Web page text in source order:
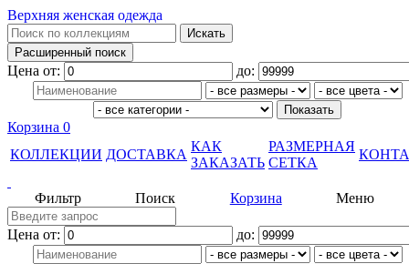
Верхняя женская одежда
Цена от: до:
Корзина 0
КОЛЛЕКЦИИ ДОСТАВКА
КАК
ЗАКАЗАТЬ
РАЗМЕРНАЯ
СЕТКА
Меню
Корзина
Поиск
Фильтр
Цена от: до: